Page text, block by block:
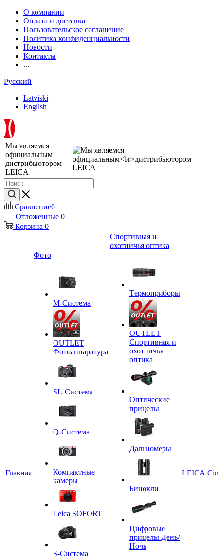
О компании
Оплата и доставка
Пользовательское соглашение
Политика конфиденциальности
Новости
Контакты
...
Русский
Latviski
English
Мы являемся
официальным
дистрибьютором
LEICA
Сравнение0
Отложенные 0
Корзина 0
Главная
Фото
M-Система
OUTLET
Фотоаппаратура
SL-Система
Q-Cистема
Компактные
камеры
Leica SOFORT
S-Система
Спортивная и
охотничья оптика
Tермоприборы
OUTLET
Спортивная и
охотничья
оптика
Оптические
прицелы
Дальномеры
Бинокли
Цифровые
прицелы День/
Ночь
LEICA